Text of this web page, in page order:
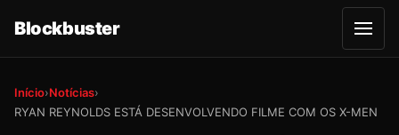
Blockbuster
A
b
r
e
Início›Notícias›
RYAN REYNOLDS ESTÁ DESENVOLVENDO FILME COM OS X-MEN